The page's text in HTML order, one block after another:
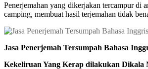
Penerjemahan yang dikerjakan tercampur di
camping, membuat hasil terjemahan tidak
Jasa Penerjemah Tersumpah Bahasa
Kekeliruan Yang Kerap dilakukan Dikala